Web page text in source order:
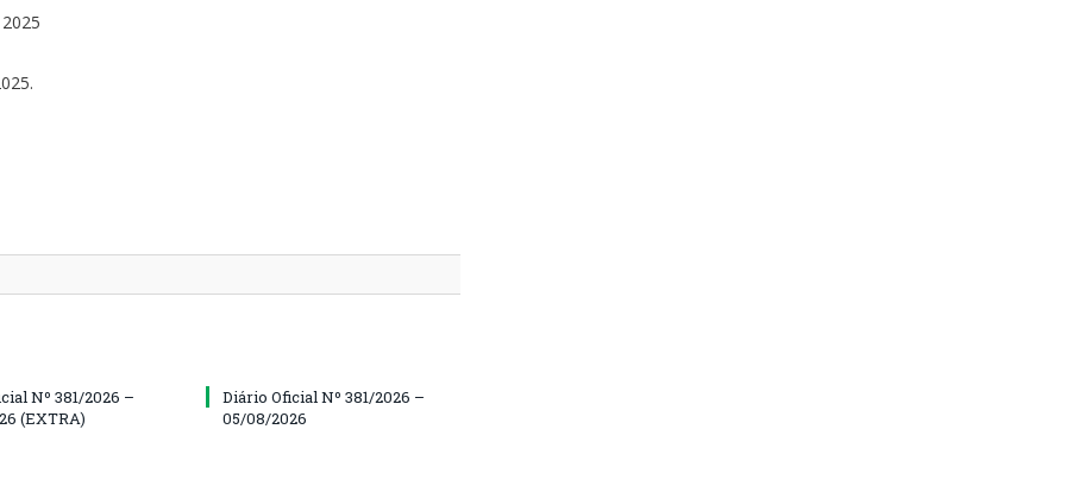
Nº 381/2026 –
(EXTRA)
Diário Oficial Nº 381/2026 –
05/08/2026